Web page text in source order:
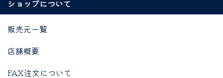
ショップについて
販売元一覧
店舗概要
FAX注文について